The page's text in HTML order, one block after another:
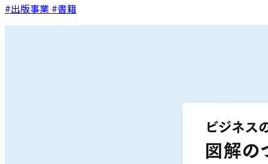
#出版事業 #書籍